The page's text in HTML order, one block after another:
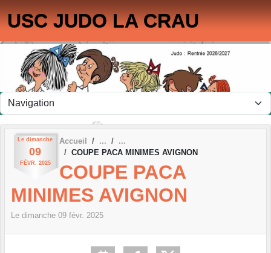
USC JUDO LA CRAU
Le dimanche
09
FÉVR. 2025
Accueil
COUPE PACA MINIMES AVIGNON
COUPE PACA
MINIMES AVIGNON
Le dimanche 09 févr. 2025